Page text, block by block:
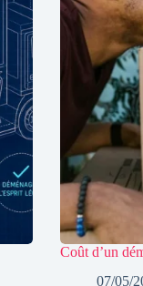
Coût d’un
07/05/